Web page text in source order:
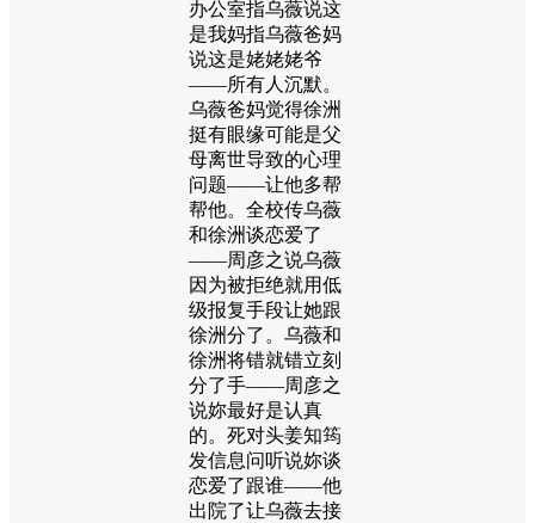
办公室指乌薇说这
是我妈指乌薇爸妈
说这是姥姥姥爷
——所有人沉默。
乌薇爸妈觉得徐洲
挺有眼缘可能是父
母离世导致的心理
问题——让他多帮
帮他。全校传乌薇
和徐洲谈恋爱了
——周彦之说乌薇
因为被拒绝就用低
级报复手段让她跟
徐洲分了。乌薇和
徐洲将错就错立刻
分了手——周彦之
说妳最好是认真
的。死对头姜知筠
发信息问听说妳谈
恋爱了跟谁——他
出院了让乌薇去接